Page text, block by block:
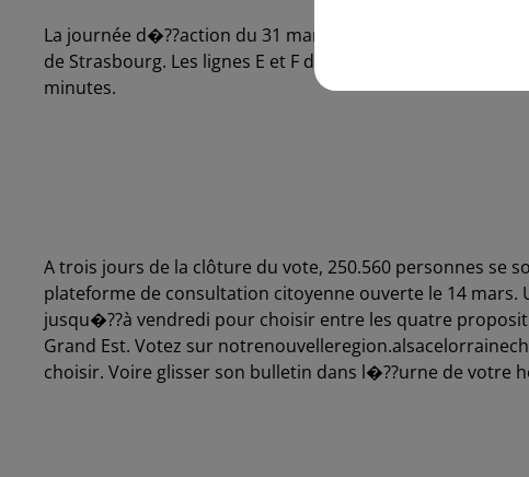
La journée d�??action du 31 mars avec des
de Strasbourg. Les lignes E et F du tram ne seront pas
minutes.
A trois jours de la clôture du vote, 250.560 personnes se
plateforme de consultation citoyenne ouverte le 14
jusqu�??à vendredi pour choisir entre les quatre
Grand Est. Votez sur
choisir. Voire glisser son bulletin dans l�??urne de votre